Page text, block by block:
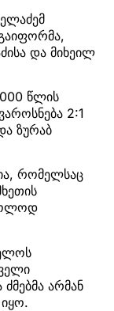
და მიხეილ
წლის
2:1
ზურაბ
რომელსაც
არმან
იყო.